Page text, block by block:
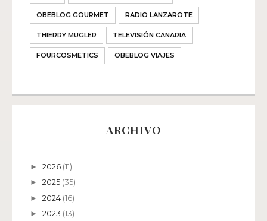
OBEBLOG GOURMET RADIO LANZAROTE
THIERRY MUGLER TELEVISIÓN CANARIA
FOURCOSMETICS OBEBLOG VIAJES
ARCHIVO
► 2026 (11)
► 2025 (35)
► 2024 (16)
► 2023 (13)